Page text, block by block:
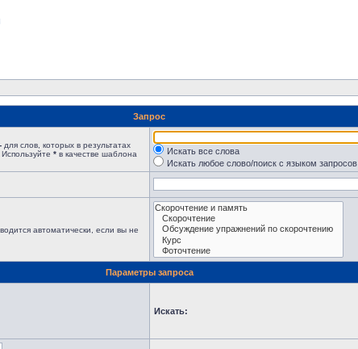
Запрос
- для слов, которых в результатах
* в качестве шаблона
Искать все слова
Искать любое слово/поиск с языком запросов
автоматически, если вы не
Параметры запроса
Искать: